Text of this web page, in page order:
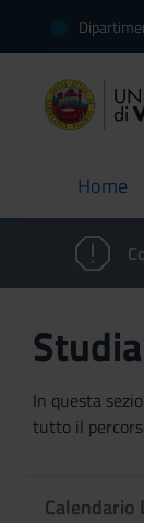
Home
current
In questa
tutto il
Calendario